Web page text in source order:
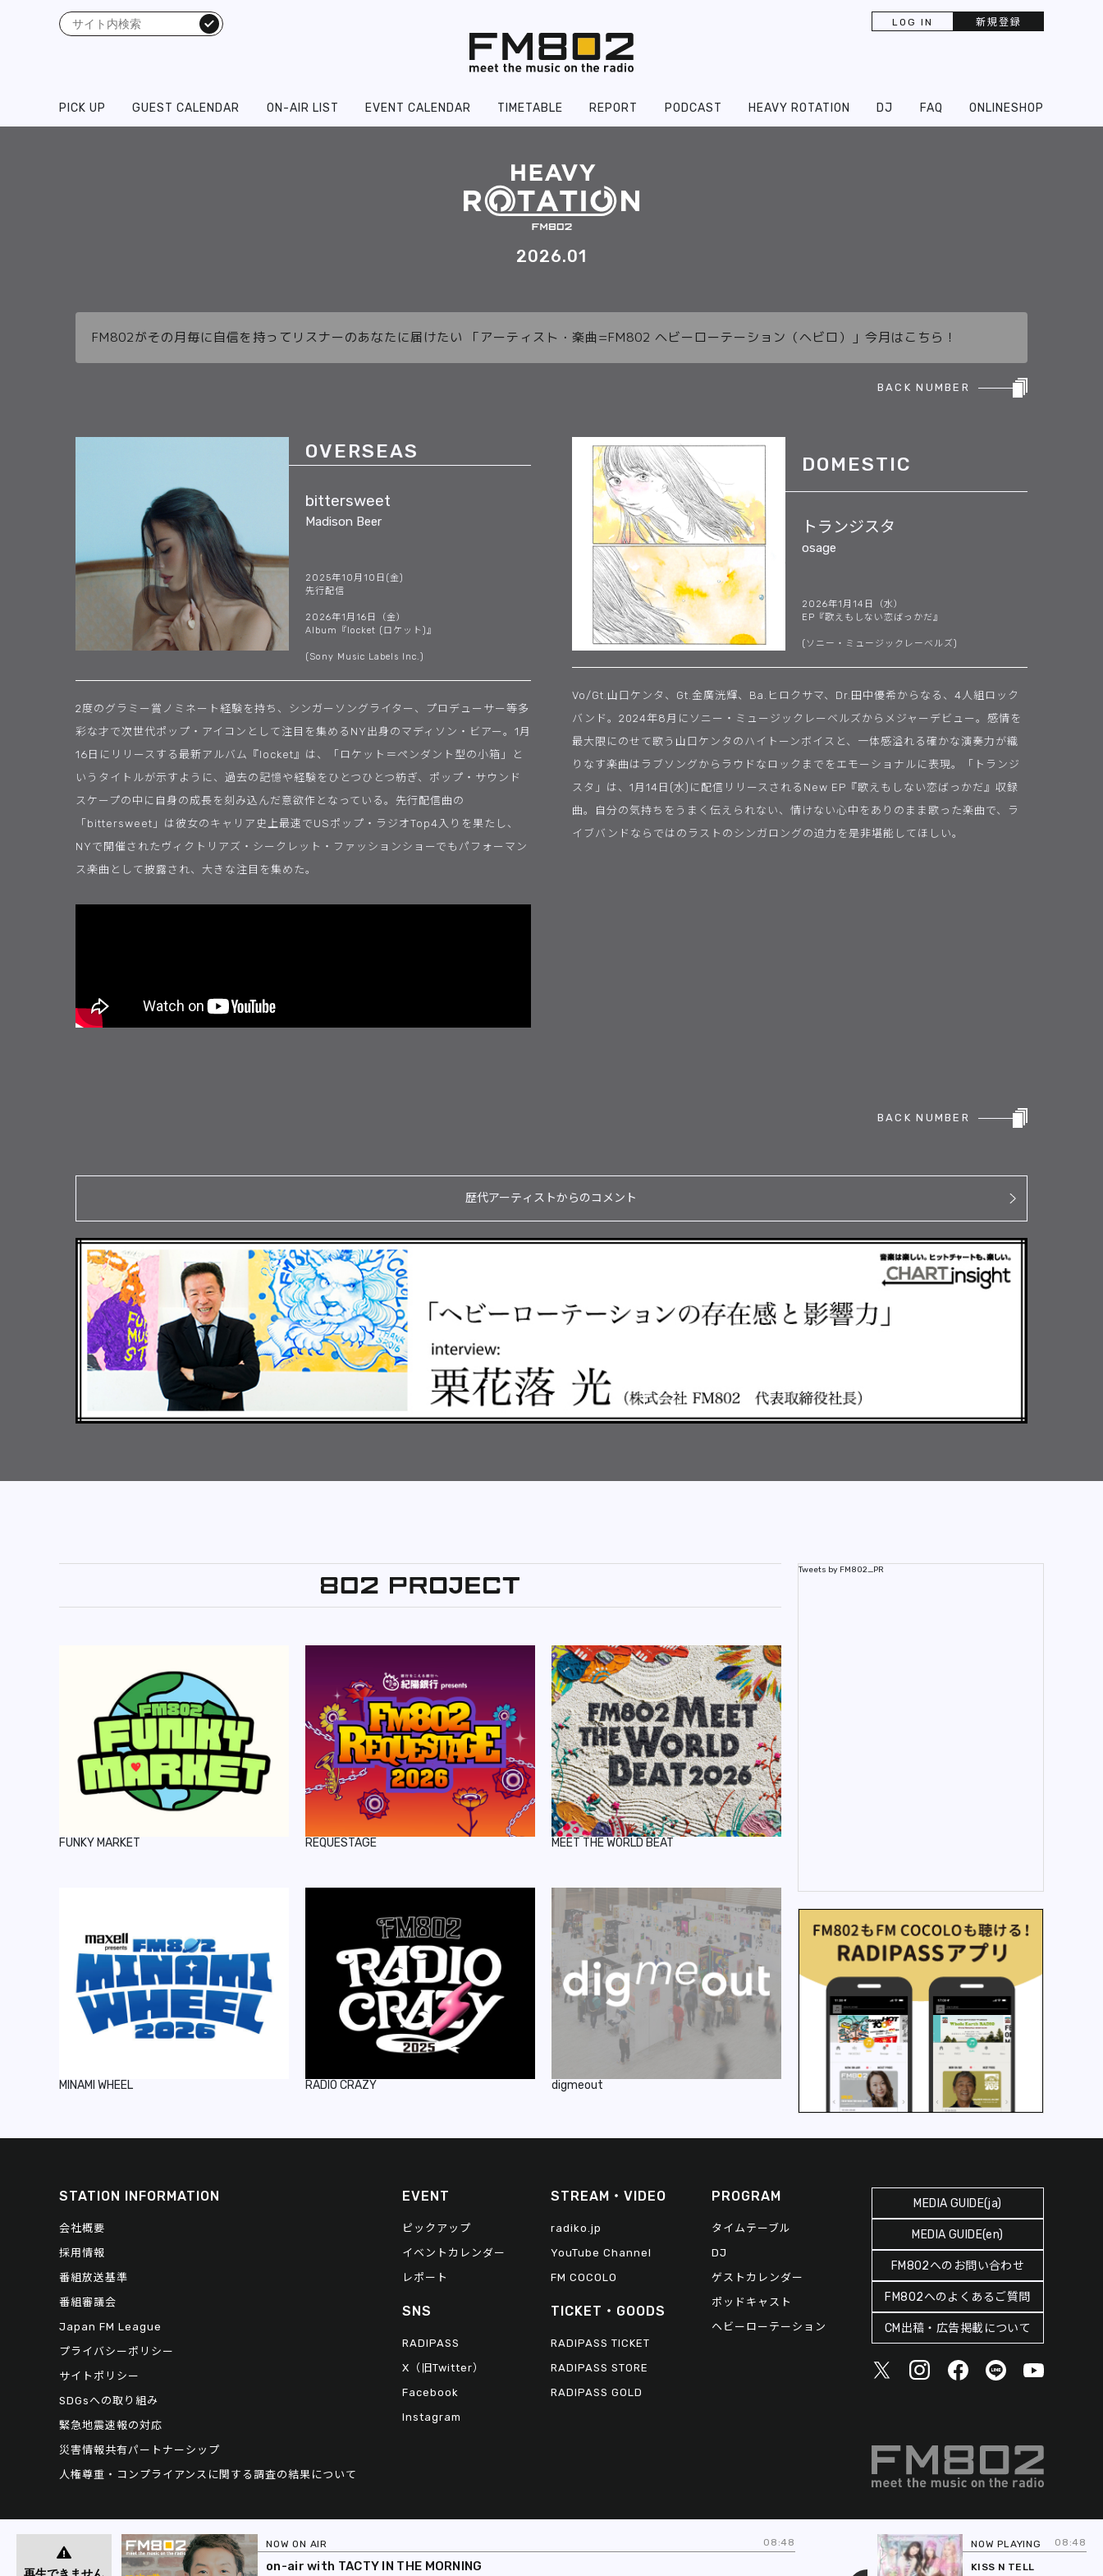
LOG IN 新規登録
検索
PICK UP GUEST CALENDAR ON-AIR LIST EVENT CALENDAR TIMETABLE REPORT PODCAST HEAVY ROTATION DJ FAQ ONLINESHOP
NOW ON AIR 08:48
on-air with TACTY IN THE MORNING
NOW PLAYING 08:48
KISS N TELL
2026.01
FM802がその月毎に自信を持ってリスナーのあなたに届けたい 「アーティスト・楽曲=FM802 ヘビーローテーション（ヘビロ）」今月はこちら！
BACK NUMBER
OVERSEAS
bittersweet
Madison Beer
2025年10月10日(金)
先行配信
2026年1月16日（金）
Album『locket (ロケット)』
(Sony Music Labels Inc.)
2度のグラミー賞ノミネート経験を持ち、シンガーソングライター、プロデューサー等多
彩な才で次世代ポップ・アイコンとして注目を集めるNY出身のマディソン・ビアー。1月
16日にリリースする最新アルバム『locket』は、「ロケット＝ペンダント型の小箱」と
いうタイトルが示すように、過去の記憶や経験をひとつひとつ紡ぎ、ポップ・サウンド
スケープの中に自身の成長を刻み込んだ意欲作となっている。先行配信曲の
「bittersweet」は彼女のキャリア史上最速でUSポップ・ラジオTop4入りを果たし、
NYで開催されたヴィクトリアズ・シークレット・ファッションショーでもパフォーマン
ス楽曲として披露され、大きな注目を集めた。
DOMESTIC
トランジスタ
osage
2026年1月14日（水）
EP『歌えもしない恋ばっかだ』
(ソニー・ミュージックレーベルズ)
Vo/Gt.山口ケンタ、Gt.金廣洸輝、Ba.ヒロクサマ、Dr.田中優希からなる、4人組ロック
バンド。2024年8月にソニー・ミュージックレーベルズからメジャーデビュー。感情を
最大限にのせて歌う山口ケンタのハイトーンボイスと、一体感溢れる確かな演奏力が織
りなす楽曲はラブソングからラウドなロックまでをエモーショナルに表現。「トランジ
スタ」は、1月14日(水)に配信リリースされるNew EP『歌えもしない恋ばっかだ』収録
曲。自分の気持ちをうまく伝えられない、情けない心中をありのまま歌った楽曲で、ラ
イブバンドならではのラストのシンガロングの迫力を是非堪能してほしい。
BACK NUMBER
歴代アーティストからのコメント
FUNKY MARKET REQUESTAGE MEET THE WORLD BEAT
MINAMI WHEEL RADIO CRAZY digmeout
Tweets by FM802_PR
STATION INFORMATION
会社概要
採用情報
番組放送基準
番組審議会
Japan FM League
プライバシーポリシー
サイトポリシー
SDGsへの取り組み
緊急地震速報の対応
災害情報共有パートナーシップ
人権尊重・コンプライアンスに関する調査の結果について
EVENT
ピックアップ
イベントカレンダー
レポート
SNS
RADIPASS
X（旧Twitter）
Facebook
Instagram
STREAM・VIDEO
radiko.jp
YouTube Channel
FM COCOLO
TICKET・GOODS
RADIPASS TICKET
RADIPASS STORE
RADIPASS GOLD
PROGRAM
タイムテーブル
DJ
ゲストカレンダー
ポッドキャスト
ヘビーローテーション
MEDIA GUIDE(ja)
MEDIA GUIDE(en)
FM802へのお問い合わせ
FM802へのよくあるご質問
CM出稿・広告掲載について